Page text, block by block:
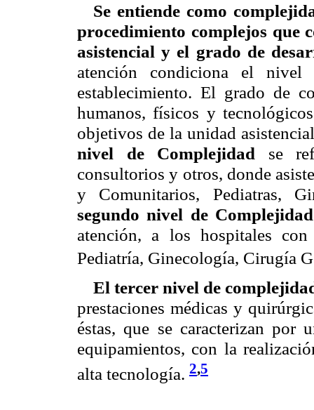
Se entiende como
procedimiento complejos que
asistencial y el grado de
atención condiciona el nivel
establecimiento. El grado de
humanos, físicos y
objetivos de la unidad
nivel de Complejidad se
consultorios y otros, donde
y Comunitarios, Pediatras,
segundo nivel de Complejidad
atención, a los hospitales
Pediatría, Ginecología, Cirugía
El tercer nivel de
prestaciones médicas y
éstas, que se caracterizan por
equipamientos, con la
alta tecnología. 2,5